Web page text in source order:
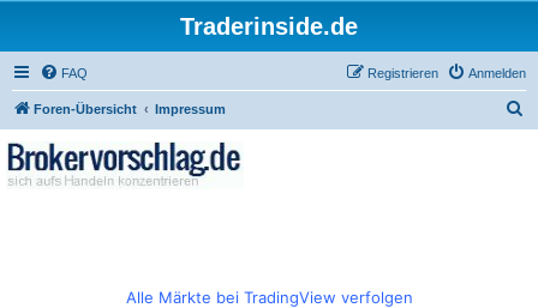
Traderinside.de
FAQ Anmelden
Registrieren
Foren-Übersicht Impressum
Alle Märkte bei TradingView verfolgen